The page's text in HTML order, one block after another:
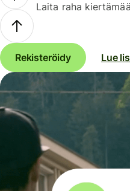
Laita raha
Rekisteröidy Lue